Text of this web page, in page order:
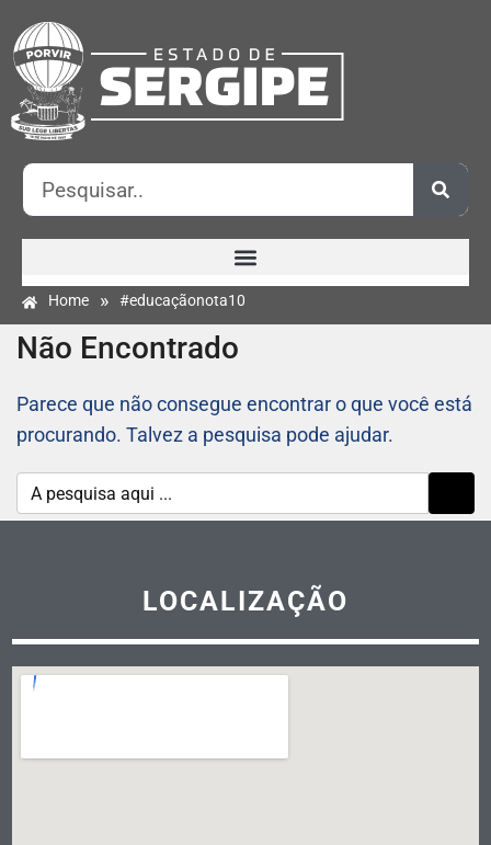
Home » #educaçãonota10
Não Encontrado
Parece que não consegue encontrar o que você está
procurando. Talvez a pesquisa pode ajudar.
LOCALIZAÇÃO